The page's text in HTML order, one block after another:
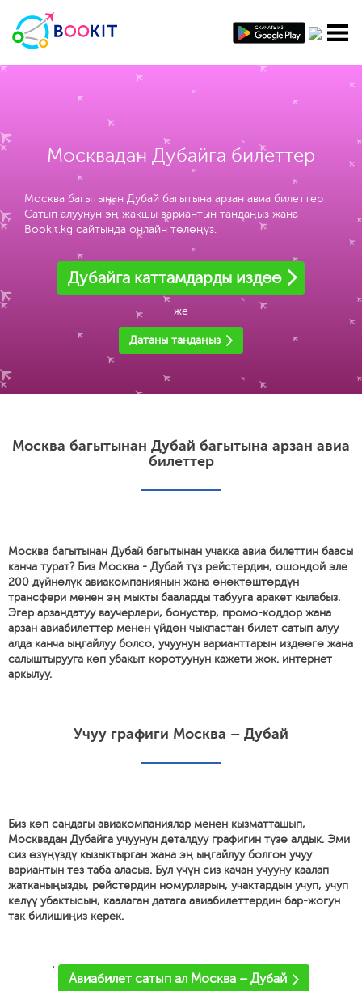
Москвадан Дубайга билеттер
Москва багытынан Дубай багытына арзан авиа билеттер
Сатып алуунун эң жакшы вариантын тандаңыз жана
Bookit.kg сайтында онлайн төлөңүз.
Дубайга каттамдарды издөө
же
Датаны тандаңыз
Москва багытынан Дубай багытына арзан авиа
билеттер
Москва багытынан Дубай багытынан учакка авиа билеттин баасы
канча турат? Биз Москва - Дубай түз рейстердин, ошондой эле
200 дүйнөлүк авиакомпаниянын жана өнөктөштөрдүн
трансфери менен эң мыкты бааларды табууга аракет кылабыз.
Эгер арзандатуу ваучерлери, бонустар, промо-коддор жана
арзан авиабилеттер менен үйдөн чыкпастан билет сатып алуу
алда канча ыңгайлуу болсо, учуунун варианттарын издөөгө жана
салыштырууга көп убакыт коротуунун кажети жок. интернет
аркылуу.
Учуу графиги Москва – Дубай
Биз көп сандагы авиакомпаниялар менен кызматташып,
Москвадан Дубайга учуунун деталдуу графигин түзө алдык. Эми
сиз өзүңүздү кызыктырган жана эң ыңгайлуу болгон учуу
вариантын тез таба аласыз. Бул үчүн сиз качан учууну каалап
жатканыңызды, рейстердин номурларын, учактардын учуп, учуп
келүү убактысын, каалаган датага авиабилеттердин бар-жогун
так билишиңиз керек.
'
Авиабилет сатып ал Москва – Дубай